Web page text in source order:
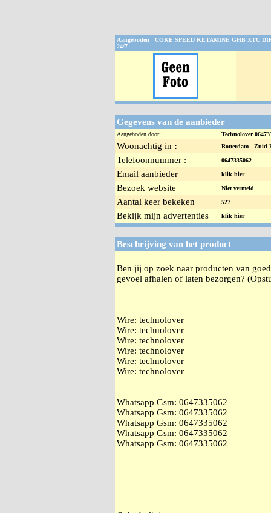
Aangeboden : COKE SPEED KETAMINE GHB XTC
24/7
Gegevens van de aanbieder
Aangeboden door : Technolover
Woonachtig in : Rotterdam - Zuid-
Telefoonnummer : 0647335062
Email aanbieder klik hier
Bezoek website Niet vermeld
Aantal keer bekeken 527
Bekijk mijn advertenties klik hier
Beschrijving van het product
Ben jij op zoek naar producten van
gevoel afhalen of laten bezorgen?
Wire: technolover
Wire: technolover
Wire: technolover
Wire: technolover
Wire: technolover
Wire: technolover
Whatsapp Gsm: ‭0647335062
Whatsapp Gsm: ‭0647335062
Whatsapp Gsm: ‭0647335062
Whatsapp Gsm: ‭0647335062
Whatsapp Gsm: ‭0647335062